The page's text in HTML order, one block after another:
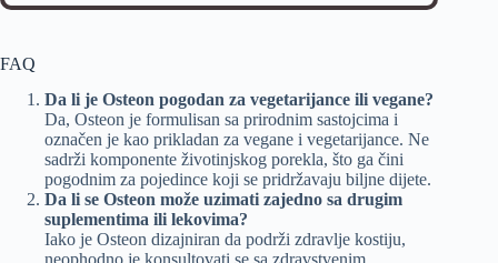
FAQ
Da li je Osteon pogodan za vegetarijance ili vegane?
Da, Osteon je formulisan sa prirodnim sastojcima i
označen je kao prikladan za vegane i vegetarijance. Ne
sadrži komponente životinjskog porekla, što ga čini
pogodnim za pojedince koji se pridržavaju biljne dijete.
Da li se Osteon može uzimati zajedno sa drugim
suplementima ili lekovima?
Iako je Osteon dizajniran da podrži zdravlje kostiju,